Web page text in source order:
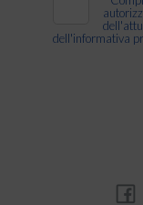
dell'informativa